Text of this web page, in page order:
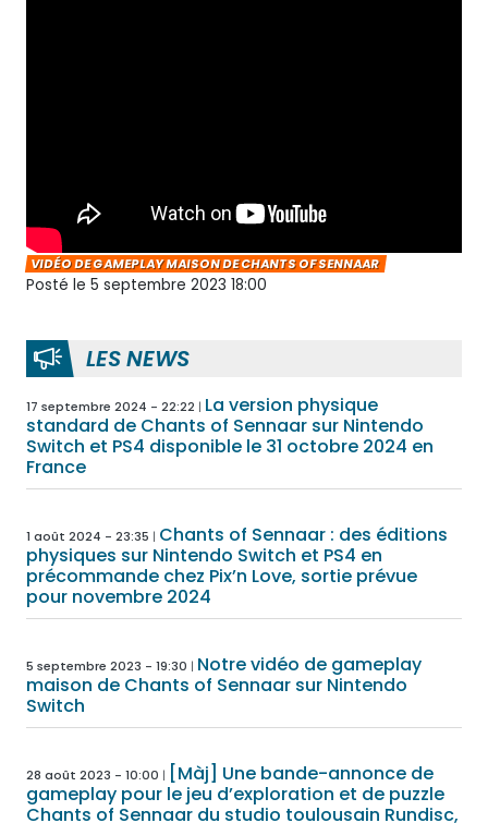
VIDÉO DE GAMEPLAY MAISON DE CHANTS OF SENNAAR
Posté le 5 septembre 2023 18:00
LES NEWS
17 septembre 2024 - 22:22
La version physique
standard de Chants of Sennaar sur Nintendo
Switch et PS4 disponible le 31 octobre 2024 en
France
1 août 2024 - 23:35
Chants of Sennaar : des éditions
physiques sur Nintendo Switch et PS4 en
précommande chez Pix’n Love, sortie prévue
pour novembre 2024
5 septembre 2023 - 19:30
Notre vidéo de gameplay
maison de Chants of Sennaar sur Nintendo
Switch
28 août 2023 - 10:00
[Màj] Une bande-annonce de
gameplay pour le jeu d’exploration et de puzzle
Chants of Sennaar du studio toulousain Rundisc,